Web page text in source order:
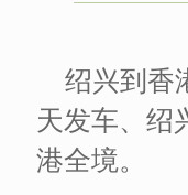
绍兴到香
天发车、绍
港全境。